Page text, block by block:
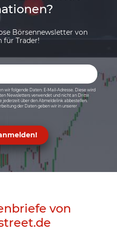
Börsennewsletter von
für Trader!
wir folgende Daten: E-Mail-Adresse. Diese wird
Newsletters verwendet und nicht an Dritte
jederzeit über den Abmeldelink abbestellen.
der Daten geben wir in unserer
von